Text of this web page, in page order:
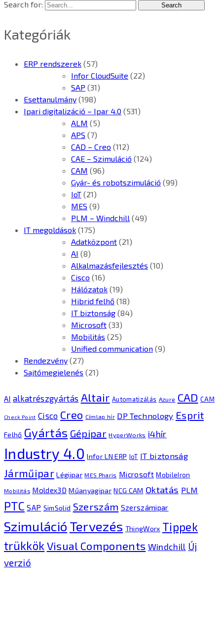
Search for:
Kategóriák
ERP rendszerek (57)
Infor CloudSuite (22)
SAP (31)
Esettanulmány (198)
Ipari digitalizáció – Ipar 4.0 (531)
ALM (5)
APS (7)
CAD – Creo (112)
CAE – Szimuláció (124)
CAM (96)
Gyár- és robotszimuláció (99)
IoT (21)
MES (9)
PLM – Windchill (49)
IT megoldások (175)
Adatközpont (21)
AI (8)
Alkalmazásfejlesztés (10)
Cisco (16)
Hálózatok (19)
Hibrid felhő (18)
IT biztonság (84)
Microsoft (33)
Mobilitás (25)
Unified communication (9)
Rendezvény (27)
Sajtómegjelenés (21)
AI alkatrészgyártás Altair Automatizálás Azure CAD CAM
Check Point Cisco Creo Címlap hír DP Technology Esprit
Felhő Gyártás Gépipar HyperWorks i4hír
Industry 4.0 Infor LN ERP IoT IT biztonság
Járműipar Légiipar MES Pharis Microsoft MobileIron
Mobilitás Moldex3D Műanyagipar NCG CAM Oktatás PLM
PTC SAP SimSolid Szerszám Szerszámipar
Szimuláció Tervezés ThingWorx Tippek
trükkök Visual Components Windchill Új
verzió